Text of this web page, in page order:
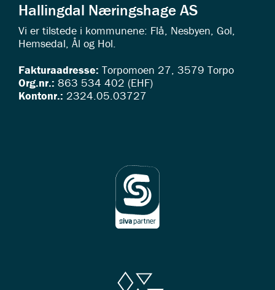
Hallingdal Næringshage AS
Vi er tilstede i kommunene: Flå, Nesbyen, Gol,
Hemsedal, Ål og Hol.
Fakturaadresse: Torpomoen 27, 3579 Torpo
Org.nr.: 863 534 402 (EHF)
Kontonr.: 2324.05.03727